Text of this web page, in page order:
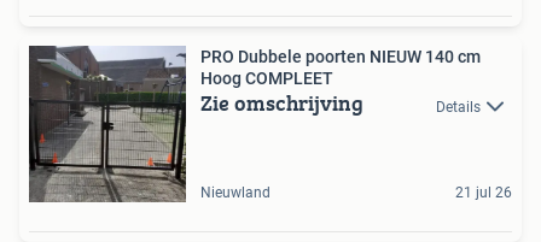
PRO Dubbele poorten NIEUW 140 cm
Hoog COMPLEET
Zie omschrijving Details
Nieuwland 21 jul 26